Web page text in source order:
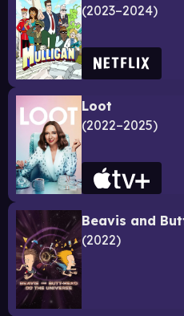
2023–2024
Loot
2022–2025
2022